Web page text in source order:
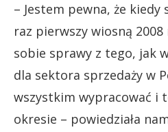
– Jestem pewna, że
raz pierwszy wiosną
sobie sprawy z tego, jak
dla sektora sprzedaży w
wszystkim wypracować i
okresie – powiedziała